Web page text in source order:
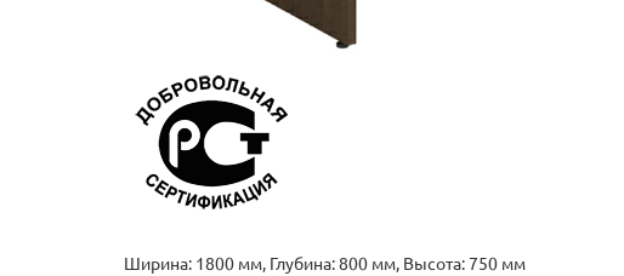
Ширина: 1800 мм, Глубина: 800 мм, Высота: 750 мм